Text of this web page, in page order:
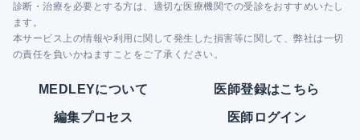
診断・治療を必要とする方は、適切な医療機関での受診をおすすめいたし
ます。
本サービス上の情報や利用に関して発生した損害等に関して、弊社は一切
の責任を負いかねますことをご了承ください。
MEDLEYについて 医師登録はこちら
編集プロセス 医師ログイン